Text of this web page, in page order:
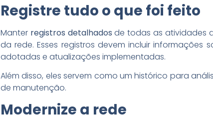
Registre tudo o que foi feito
Manter registros detalhados de todas as atividades
da rede. Esses registros devem incluir
adotadas e atualizações implementadas.
Além disso, eles servem como um histórico para
de manutenção.
Modernize a rede